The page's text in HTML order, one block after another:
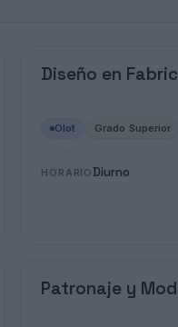
Diseño en
Olot Grado Superior
HORARIO Diurno
Patronaje y